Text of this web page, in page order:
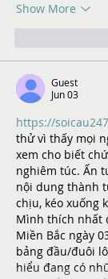
Show More
Guest
Jun 03
https://
thử vì thấy mọi
xem cho biết
nghiêm túc. Ấn
nội dung thành
chịu, kéo xuống
Mình thích nhất
Miền Bắc ngày
bảng đầu/đuôi
hiểu đang có